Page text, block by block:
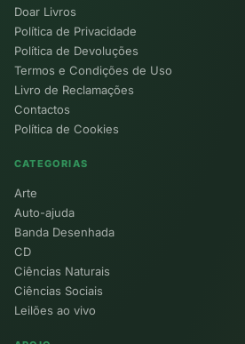
Doar Livros
Política de Privacidade
Política de Devoluções
Termos e Condições de Uso
Livro de Reclamações
Contactos
Política de Cookies
CATEGORIAS
Arte
Auto-ajuda
Banda Desenhada
CD
Ciências Naturais
Ciências Sociais
Leilões ao vivo